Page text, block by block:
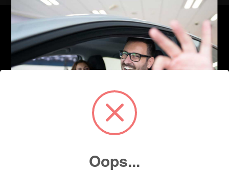
Oops...